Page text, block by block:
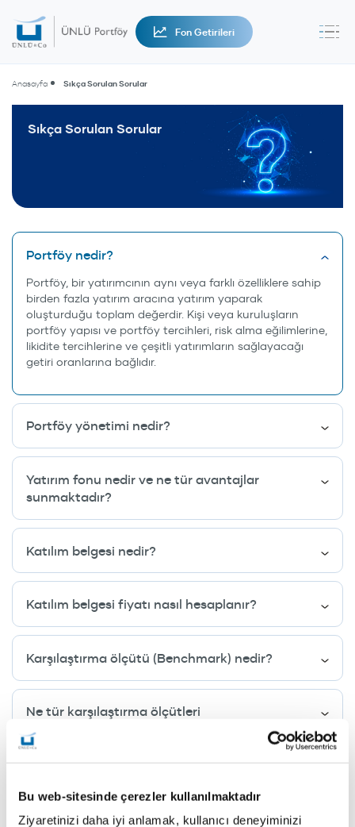
Bu web-sitesinde çerezler kullanılmaktadır
Ziyaretinizi daha iyi anlamak, kullanıcı deneyiminizi
Fon Getirileri
Anasayfa Sıkça Sorulan Sorular
Sıkça Sorulan Sorular
Portföy nedir?
Portföy, bir yatırımcının aynı veya farklı özelliklere sahip
birden fazla yatırım aracına yatırım yaparak
oluşturduğu toplam değerdir. Kişi veya kuruluşların
portföy yapısı ve portföy tercihleri, risk alma eğilimlerine,
likidite tercihlerine ve çeşitli yatırımların sağlayacağı
getiri oranlarına bağlıdır.
Portföy yönetimi nedir?
Yatırım fonu nedir ve ne tür avantajlar
sunmaktadır?
Katılım belgesi nedir?
Katılım belgesi fiyatı nasıl hesaplanır?
Karşılaştırma ölçütü (Benchmark) nedir?
Ne tür karşılaştırma ölçütleri
kullanılmaktadır?
yapabilir?